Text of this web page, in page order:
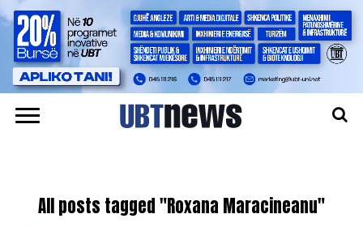
All posts tagged "Roxana Maracineanu"